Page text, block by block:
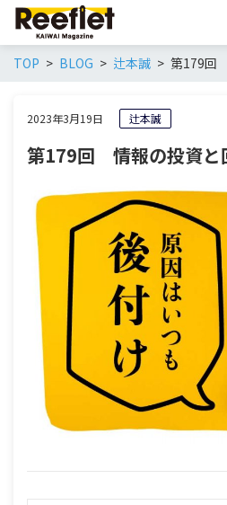
TOP BLOG 辻本誠 第179回
2023年3月19日 辻本誠
第179回 情報の投資と